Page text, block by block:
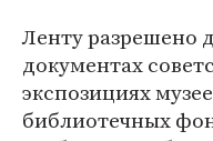
Ленту разрешено
документах
экспозициях
библиотечных